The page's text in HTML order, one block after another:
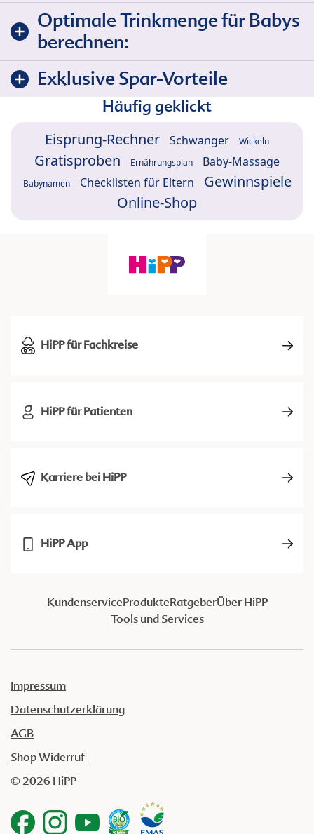
Optimale Trinkmenge für Babys
berechnen:
Exklusive Spar-Vorteile
Häufig geklickt
Eisprung-Rechner Schwanger Wickeln
Gratisproben Ernährungsplan Baby-Massage
Babynamen Checklisten für Eltern
Gewinnspiele
Online-Shop
HiPP für Fachkreise
HiPP für Patienten
Karriere bei HiPP
HiPP App
KundenserviceProdukteRatgeberÜber HiPP
Tools und Services
Impressum
Datenschutzerklärung
AGB
Shop Widerruf
© 2026 HiPP